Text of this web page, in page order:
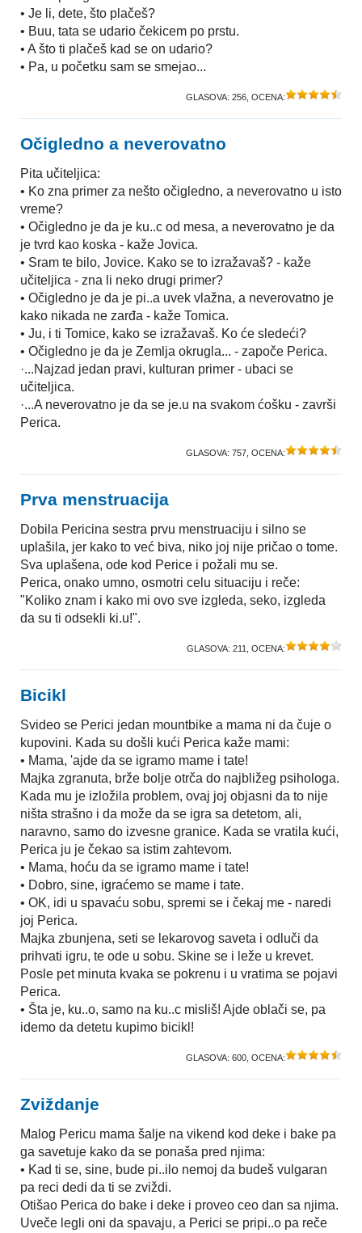
• Je li, dete, što plačeš?
• Buu, tata se udario čekicem po prstu.
• A što ti plačeš kad se on udario?
• Pa, u početku sam se smejao...
GLASOVA: 256 , OCENA:
Očigledno a neverovatno
Pita učiteljica:
• Ko zna primer za nešto očigledno, a neverovatno u isto
vreme?
• Očigledno je da je ku..c od mesa, a neverovatno je da
je tvrd kao koska - kaže Jovica.
• Sram te bilo, Jovice. Kako se to izražavaš? - kaže
učiteljica - zna li neko drugi primer?
• Očigledno je da je pi..a uvek vlažna, a neverovatno je
kako nikada ne zarđa - kaže Tomica.
• Ju, i ti Tomice, kako se izražavaš. Ko će sledeći?
• Očigledno je da je Zemlja okrugla... - započe Perica.
·...Najzad jedan pravi, kulturan primer - ubaci se
učiteljica.
·...A neverovatno je da se je.u na svakom ćošku - završi
Perica.
GLASOVA: 757 , OCENA:
Prva menstruacija
Dobila Pericina sestra prvu menstruaciju i silno se
uplašila, jer kako to već biva, niko joj nije pričao o tome.
Sva uplašena, ode kod Perice i požali mu se.
Perica, onako umno, osmotri celu situaciju i reče:
"Koliko znam i kako mi ovo sve izgleda, seko, izgleda
da su ti odsekli ki.u!".
GLASOVA: 211 , OCENA:
Bicikl
Svideo se Perici jedan mountbike a mama ni da čuje o
kupovini. Kada su došli kući Perica kaže mami:
• Mama, 'ajde da se igramo mame i tate!
Majka zgranuta, brže bolje otrča do najbližeg psihologa.
Kada mu je izložila problem, ovaj joj objasni da to nije
ništa strašno i da može da se igra sa detetom, ali,
naravno, samo do izvesne granice. Kada se vratila kući,
Perica ju je čekao sa istim zahtevom.
• Mama, hoću da se igramo mame i tate!
• Dobro, sine, igraćemo se mame i tate.
• OK, idi u spavaću sobu, spremi se i čekaj me - naredi
joj Perica.
Majka zbunjena, seti se lekarovog saveta i odluči da
prihvati igru, te ode u sobu. Skine se i leže u krevet.
Posle pet minuta kvaka se pokrenu i u vratima se pojavi
Perica.
• Šta je, ku..o, samo na ku..c misliš! Ajde oblači se, pa
idemo da detetu kupimo bicikl!
GLASOVA: 600 , OCENA:
Zviždanje
Malog Pericu mama šalje na vikend kod deke i bake pa
ga savetuje kako da se ponaša pred njima:
• Kad ti se, sine, bude pi..ilo nemoj da budeš vulgaran
pa reci dedi da ti se zviždi.
Otišao Perica do bake i deke i proveo ceo dan sa njima.
Uveče legli oni da spavaju, a Perici se pripi..o pa reče